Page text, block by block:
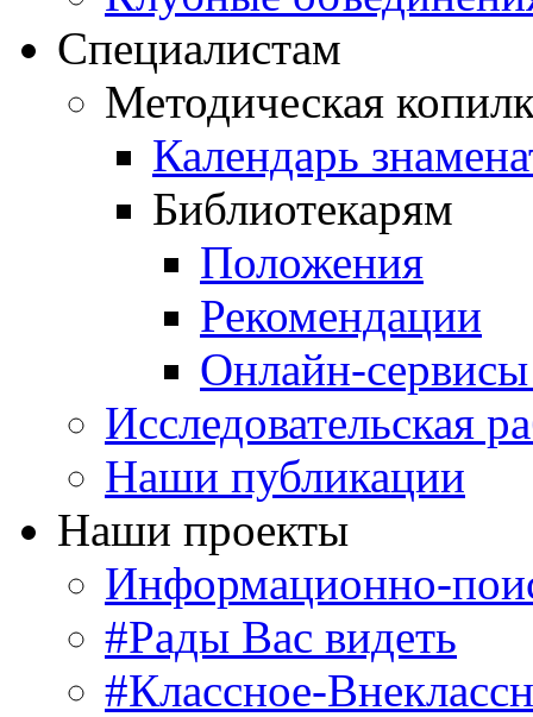
Специалистам
Методическая
Календарь
Библиотекарям
Положения
Рекомендации
Онлайн-сервисы
Исследовательская
Наши публикации
Наши проекты
Информационно-
#Рады Вас видеть
#Классное-